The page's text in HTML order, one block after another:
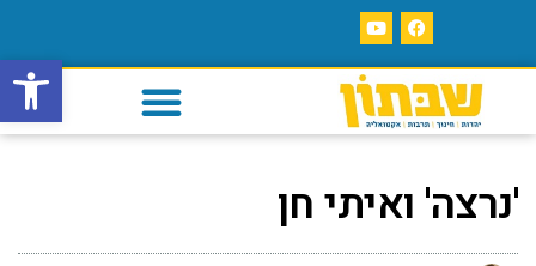
פתח
'נרצה' ואיתי חן